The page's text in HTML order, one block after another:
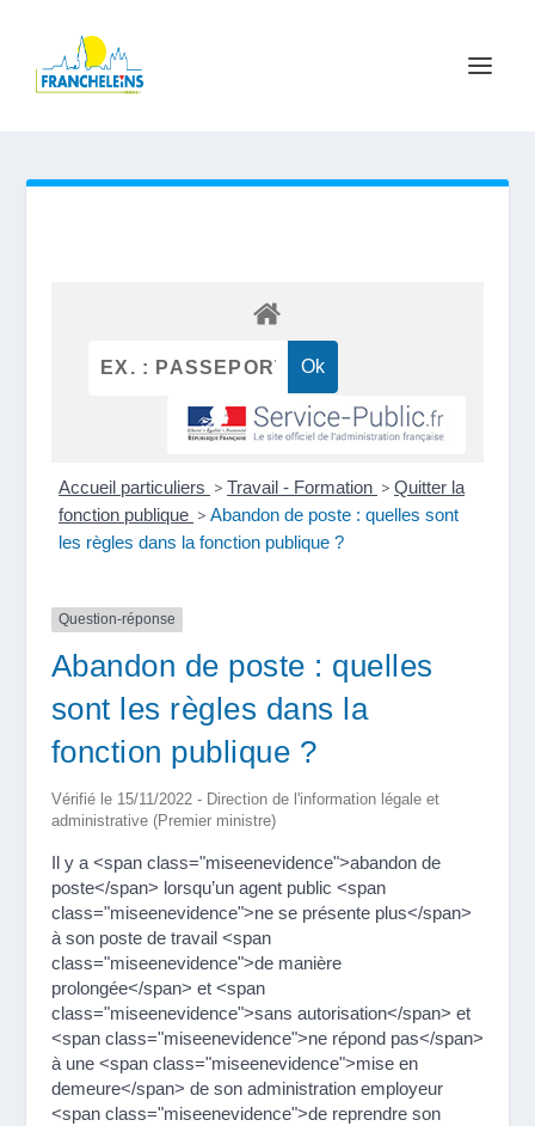
Accueil particuliers > Travail - Formation > Quitter la
fonction publique > Abandon de poste : quelles sont
les règles dans la fonction publique ?
Question-réponse
Abandon de poste : quelles
sont les règles dans la
fonction publique ?
Vérifié le 15/11/2022 - Direction de l'information légale et
administrative (Premier ministre)
Il y a <span class="miseenevidence">abandon de
poste</span> lorsqu’un agent public <span
class="miseenevidence">ne se présente plus</span>
à son poste de travail <span
class="miseenevidence">de manière
prolongée</span> et <span
class="miseenevidence">sans autorisation</span> et
<span class="miseenevidence">ne répond pas</span>
à une <span class="miseenevidence">mise en
demeure</span> de son administration employeur
<span class="miseenevidence">de reprendre son